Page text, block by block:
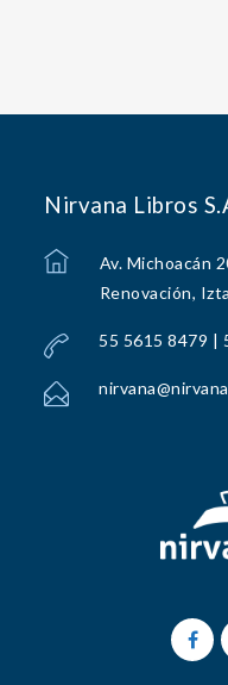
Nirvana Libros
Av. Michoacán
Renovación,
55 5615 8479 |